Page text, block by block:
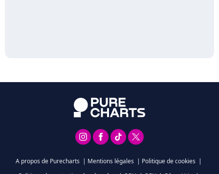
A propos de Purecharts | Mentions légales | Politique de cookies |